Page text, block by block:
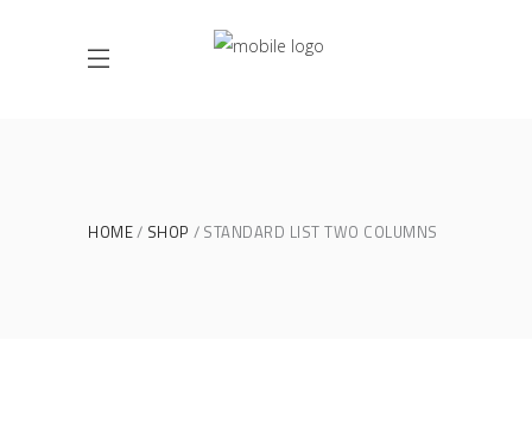
HOME SHOP STANDARD LIST TWO COLUMNS